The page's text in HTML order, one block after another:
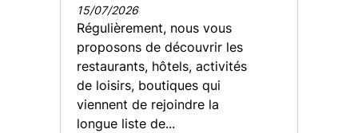
15/07/2026
Régulièrement, nous vous
proposons de découvrir les
restaurants, hôtels, activités
de loisirs, boutiques qui
viennent de rejoindre la
longue liste de...